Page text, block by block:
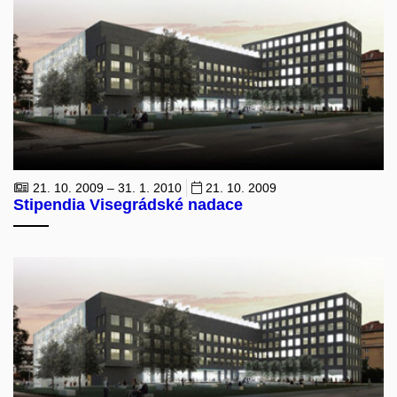
21. 10. 2009 – 31. 1. 2010 21. 10. 2009
Stipendia Visegrádské nadace